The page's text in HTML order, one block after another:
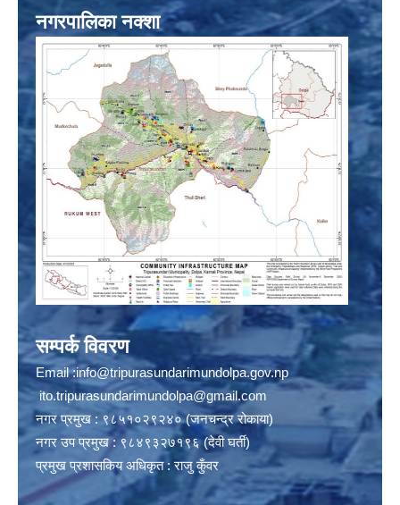
नगरपालिका नक्शा
सम्पर्क विवरण
Email :info@tripurasundarimundolpa.gov.np
ito.tripurasundarimundolpa@gmail.com
नगर प्रमुख : ९८५१०२९२४० (जनचन्द्र रोकाया)
नगर उप प्रमुख : ९८४९३२७१९६ (देवी घर्ती)
प्रमुख प्रशासकिय अधिकृत : राजु कुँवर